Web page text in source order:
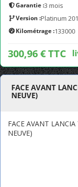
Garantie :3 mois
Version :Platinum
Kilométrage :133000
300,96 € TTC
FACE AVANT
NEUVE)
FACE AVANT
NEUVE)